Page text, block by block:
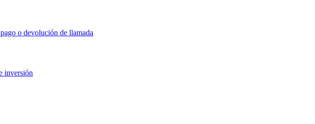
o devolución de llamada
inversión